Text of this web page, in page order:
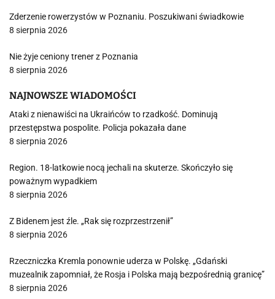
Zderzenie rowerzystów w Poznaniu. Poszukiwani świadkowie
8 sierpnia 2026
Nie żyje ceniony trener z Poznania
8 sierpnia 2026
NAJNOWSZE WIADOMOŚCI
Ataki z nienawiści na Ukraińców to rzadkość. Dominują
przestępstwa pospolite. Policja pokazała dane
8 sierpnia 2026
Region. 18-latkowie nocą jechali na skuterze. Skończyło się
poważnym wypadkiem
8 sierpnia 2026
Z Bidenem jest źle. „Rak się rozprzestrzenił”
8 sierpnia 2026
Rzeczniczka Kremla ponownie uderza w Polskę. „Gdański
muzealnik zapomniał, że Rosja i Polska mają bezpośrednią granicę”
8 sierpnia 2026